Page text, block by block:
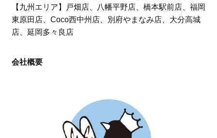
【九州エリア】戸畑店、八幡平野店、橋本駅前店、福岡
東原田店、Coco西中州店、別府やまなみ店、大分高城
店、延岡多々良店
会社概要